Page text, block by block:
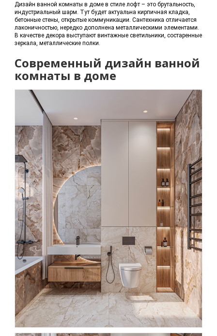
Дизайн ванной комнаты в доме в стиле лофт – это брутальность,
индустриальный шарм. Тут будет актуальна кирпичная кладка,
бетонные стены, открытые коммуникации. Сантехника отличается
лаконичностью, нередко дополнена металлическими элементами.
В качестве декора выступают винтажные светильники, состаренные
зеркала, металлические полки.
Современный дизайн ванной
комнаты в доме